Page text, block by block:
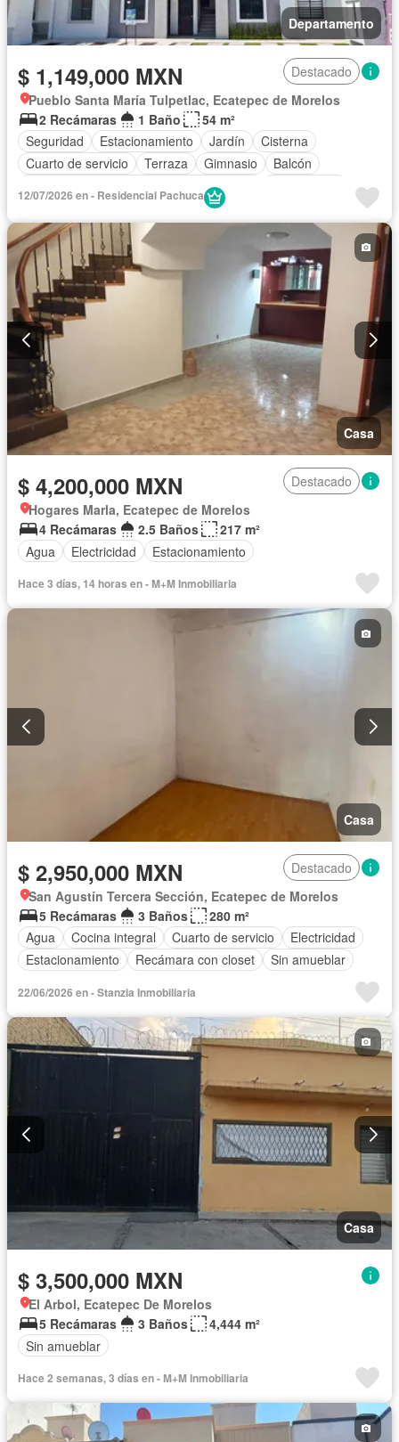
Departamento
$ 1,149,000 MXN
Destacado
Pueblo Santa María Tulpetlac, Ecatepec de Morelos
2 Recámaras
1 Baño
54 m²
Seguridad
Estacionamiento Jardín
Cisterna
Cuarto de servicio
Terraza Gimnasio
Balcón
Acceso para personas con discapacidad
Circuito cerrado de televisión
Electricidad
Bodega Cuarto de Limpieza
Agua
Zonas verdes
Caseta de vigilancia
Recámara con closet
Vista panorámica
Permite mascotas
Permite niños
Parcialmente amueblado
12/07/2026 en - Residencial Pachuca
Casa
$ 4,200,000 MXN
Destacado
Hogares Marla, Ecatepec de Morelos
4 Recámaras
2.5 Baños
217 m²
Agua
Electricidad Estacionamiento
Hace 3 días, 14 horas en - M+M Inmobiliaria
Casa
$ 2,950,000 MXN
Destacado
San Agustín Tercera Sección, Ecatepec de Morelos
5 Recámaras
3 Baños
280 m²
Agua
Cocina integral Cuarto de servicio
Electricidad
Estacionamiento
Recámara con closet Sin amueblar
22/06/2026 en - Stanzia Inmobiliaria
Casa
$ 3,500,000 MXN
El Arbol, Ecatepec De Morelos
5 Recámaras
3 Baños
4,444 m²
Sin amueblar
Hace 2 semanas, 3 días en - M+M Inmobiliaria